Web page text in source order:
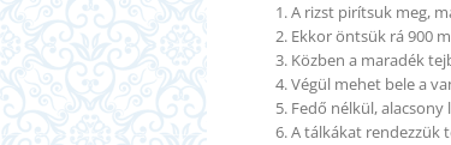
A rizstpirítsuk meg,
Ekkor öntsük rá 900
Közben a maradék
Végül mehet bele a
Fedő nélkül,
A tálkákat rendezzük